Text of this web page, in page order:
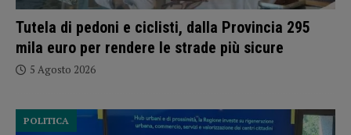
Tutela di pedoni e ciclisti, dalla Provincia 295
mila euro per rendere le strade più sicure
5 Agosto 2026
POLITICA